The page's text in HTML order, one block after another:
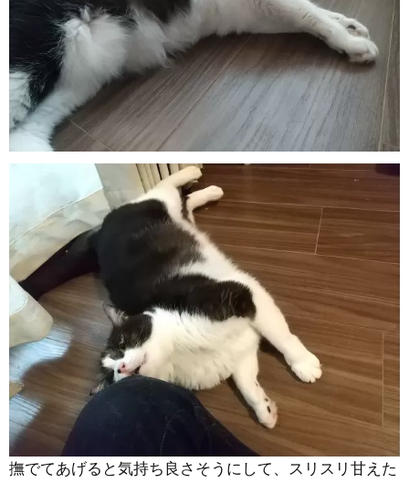
撫でてあげると気持ち良さそうにして、スリスリ甘えた